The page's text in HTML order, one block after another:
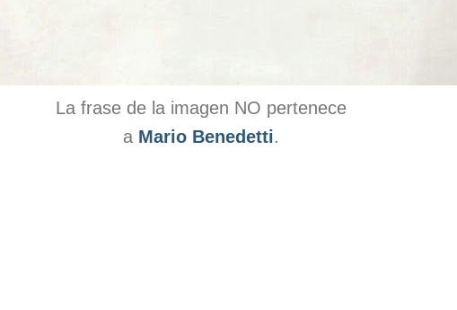
La frase de la imagen NO pertenece
a Mario Benedetti.